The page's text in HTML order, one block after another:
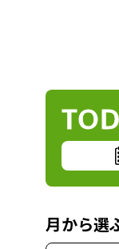
月から選